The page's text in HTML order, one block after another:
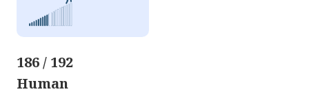
186 / 192
Human